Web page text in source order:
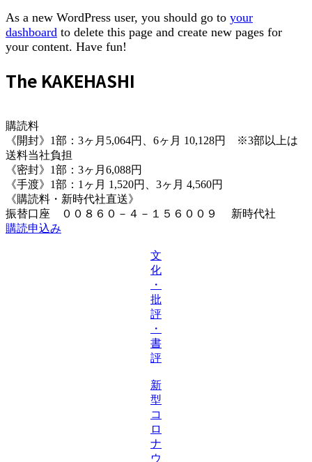
As a new WordPress user, you should go to your
dashboard to delete this page and create new pages for
your content. Have fun!
The KAKEHASHI
購読料
《開封》1部：3ヶ月5,064円、6ヶ月 10,128円 ※3部以上は
送料当社負担
《密封》1部：3ヶ月6,088円
《手渡》1部：1ヶ月 1,520円、3ヶ月 4,560円
《購読料・新時代社直送》
振替口座 ００８６０－４－１５６００９ 新時代社
購読申込み
文
化
・
批
評
・
書
評
新
型
コ
ロ
ナ
ウ